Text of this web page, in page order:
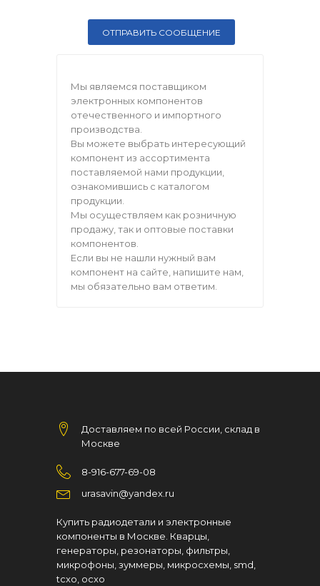
Мы являемся поставщиком
электронных компонентов
отечественного и импортного
производства.
Вы можете выбрать интересующий
компонент из ассортимента
поставляемой нами продукции,
ознакомившись с каталогом
продукции.
Мы осуществляем как розничную
продажу, так и оптовые поставки
компонентов.
Если вы не нашли нужный вам
компонент на сайте, напишите нам,
мы обязательно вам ответим.
Доставляем по всей России, склад в
Москве
8-916-677-69-08
urasavin@yandex.ru
Купить радиодетали и электронные
компоненты в Москве. Кварцы,
генераторы, резонаторы, фильтры,
микрофоны, зуммеры, микросхемы, smd,
tcxo, ocxo